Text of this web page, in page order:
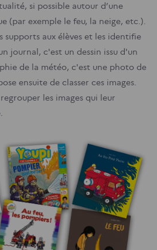
si possible autour d’une
(par exemple le feu, la neige, etc.).
supports aux élèves et les identifie
journal, c'est un dessin issu d'un
de la météo, c'est une photo de
ensuite de classer ces images.
les images qui leur